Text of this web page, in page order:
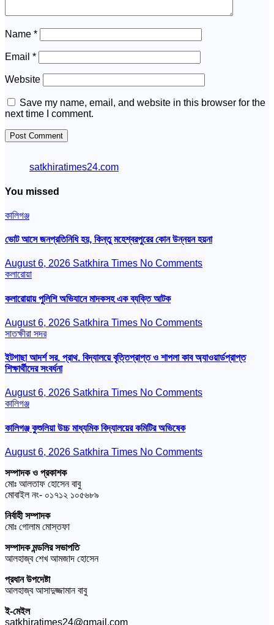
Name *
Email *
Website
Save my name, email, and website in this browser for the
next time I comment.
satkhiratimes24.com
You missed
কালিগঞ্জ
ভোট আসে জনপ্রতিনিধি হয়, কিন্তু মহেশ্বরপুরের কোন উন্নয়ন হয়না
August 6, 2026 Satkhira Times No Comments
কলারোয়া
কলারোয়ায় পুলিশি অভিযানে মাদকসহ এক ব্যক্তি আটক
August 6, 2026 Satkhira Times No Comments
সাতক্ষীরা সদর
ইটগাছা আদর্শ সর. প্রাথ. বিদ্যালয়ে বৃত্তিপ্রাপ্ত ও শাপলা কাব অ্যাওয়ার্ডপ্রাপ্ত
শিক্ষার্থীদের সংবর্ধনা
August 6, 2026 Satkhira Times No Comments
কালিগঞ্জ
কালিগঞ্জ কুশুলিয়া উচ্চ মাধ্যমিক বিদ্যালয়ের কমিটির অভিষেক
August 6, 2026 Satkhira Times No Comments
সম্পাদক ও প্রকাশক
মোঃ আলতাফ হোসেন বাবু
মোবাইল নং- ০১৭১২ ১০৫৬৮৯
নির্বাহী সম্পাদক
মোঃ গোলাম মোস্তফা
সম্পাদক মন্ডলির সভাপতি
আলহাজ্ব শেখ আমজাদ হোসেন
প্রধান উপদেষ্টা
আলহাজ্ব আসাদুজ্জামান বাবু
ই-মেইল
satkhiratimes24@gmail.com